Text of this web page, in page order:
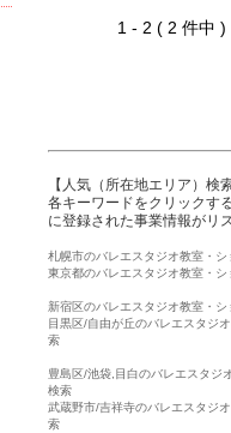
1 - 2 ( 2 件
【人気（所在地エリア）検
各キーワードをクリックす
に登録された事業情報がリ
札幌市のバレエスタジオ教室・シ
東京都のバレエスタジオ教室・シ
新宿区のバレエスタジオ教室・シ
目黒区/自由が丘のバレエスタジ
索
豊島区/池袋,目白のバレエスタジ
検索
武蔵野市/吉祥寺のバレエスタジ
索